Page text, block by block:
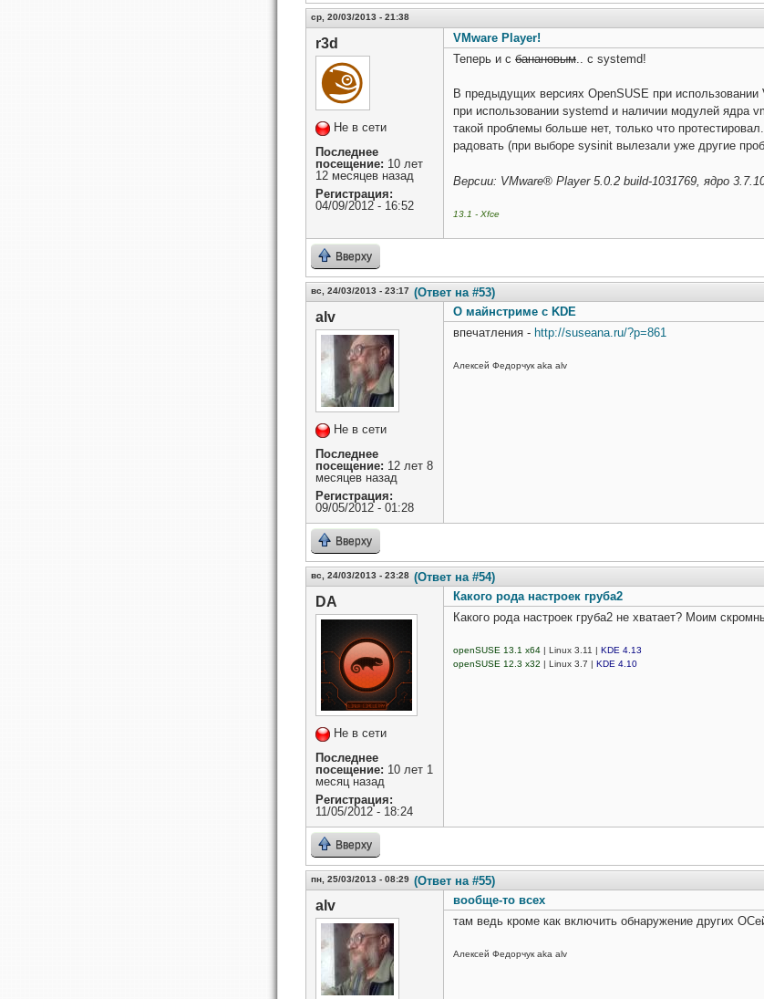
ср, 20/03/2013 - 21:38
r3d
Не в сети
Последнее
посещение: 10 лет
12 месяцев назад
Регистрация:
04/09/2012 - 16:52
VMware Player!
Теперь и с банановым .. с systemd!
В предыдущих версиях OpenSUSE при
при использовании systemd и наличии модулей ядра
такой проблемы больше нет, только что
радовать (при выборе sysinit вылезали уже другие
Версии: VMware® Player 5.0.2 build-1031769, ядро
13.1 - Xfce
Вверху
вс, 24/03/2013 - 23:17 (Ответ на #53)
alv
Не в сети
Последнее
посещение: 12 лет 8
месяцев назад
Регистрация:
09/05/2012 - 01:28
О майнстриме с KDE
впечатления - http://suseana.ru/?p=861
Алексей Федорчук aka alv
Вверху
вс, 24/03/2013 - 23:28 (Ответ на #54)
DA
Не в сети
Последнее
посещение: 10 лет 1
месяц назад
Регистрация:
11/05/2012 - 18:24
Какого рода настроек груба2
Какого рода настроек груба2 не хватает? Моим
openSUSE 13.1 x64 | Linux 3.11 | KDE 4.13
openSUSE 12.3 x32 | Linux 3.7 | KDE 4.10
Вверху
пн, 25/03/2013 - 08:29 (Ответ на #55)
alv
вообще-то всех
там ведь кроме как включить обнаружение других
Алексей Федорчук aka alv